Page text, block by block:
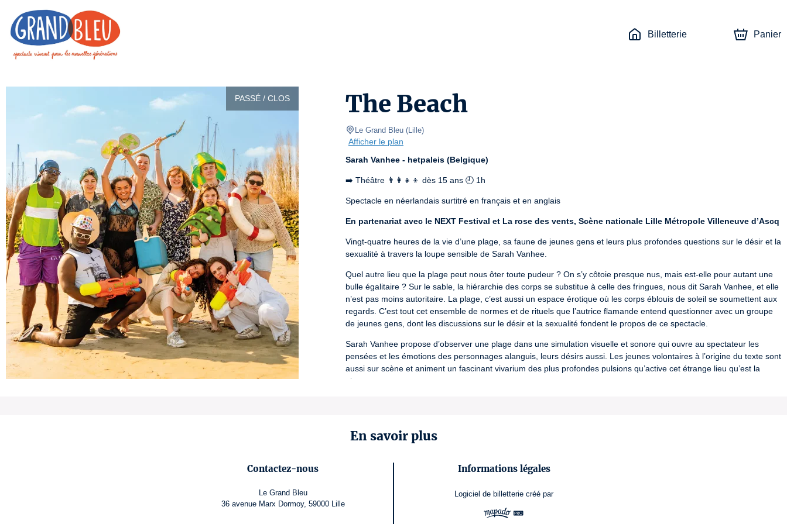
Billetterie Panier
PASSÉ / CLOS The Beach
Le Grand Bleu (Lille)
Afficher le plan
Sarah Vanhee - hetpaleis (Belgique)
➡️ Théâtre 👨‍👩‍👧‍👦 dès 15 ans 🕘 1h
Spectacle en néerlandais surtitré en français et en anglais
En partenariat avec le NEXT Festival et La rose des vents, Scène nationale Lille Métropole Villeneuve d’Ascq
Vingt-quatre heures de la vie d’une plage, sa faune de jeunes gens et leurs plus profondes questions sur le désir et la
sexualité à travers la loupe sensible de Sarah Vanhee.
Quel autre lieu que la plage peut nous ôter toute pudeur ? On s’y côtoie presque nus, mais est-elle pour autant une
bulle égalitaire ? Sur le sable, la hiérarchie des corps se substitue à celle des fringues, nous dit Sarah Vanhee, et elle
n’est pas moins autoritaire. La plage, c’est aussi un espace érotique où les corps éblouis de soleil se soumettent aux
regards. C’est tout cet ensemble de normes et de rituels que l’autrice flamande entend questionner avec un groupe
de jeunes gens, dont les discussions sur le désir et la sexualité fondent le propos de ce spectacle.
Sarah Vanhee propose d’observer une plage dans une simulation visuelle et sonore qui ouvre au spectateur les
pensées et les émotions des personnages alanguis, leurs désirs aussi. Les jeunes volontaires à l’origine du texte sont
aussi sur scène et animent un fascinant vivarium des plus profondes pulsions qu’active cet étrange lieu qu’est la
plage.
– Abus sexuels
– Sexualité sous toutes ses formes (y compris mentions de pornographie, fétichisme, sexualité queer…)
– Les comédiens et comédiennes sont de jeunes amateurs et portent des tenues de plage
Restauration proposée par le Tok'ici le vendredi à partir de 19h et le samedi à partir de 18h.
Numéro de licence : L-R-25-1807 / L-R-25-1808 / L-R-25-1804
En savoir plus
Contactez-nous
Le Grand Bleu
36 avenue Marx Dormoy, 59000 Lille
Informations légales
Logiciel de billetterie créé par